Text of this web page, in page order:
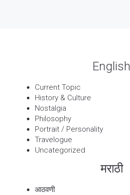
English
Current Topic
History & Culture
Nostalgia
Philosophy
Portrait / Personality
Travelogue
Uncategorized
मराठी
आठवणी